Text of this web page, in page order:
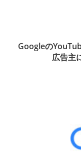
Googleの
広告主